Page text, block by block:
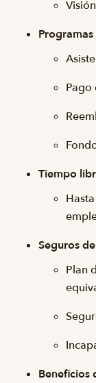
Visión
Pago
Tiempo
Seguros
Plan
Beneficios